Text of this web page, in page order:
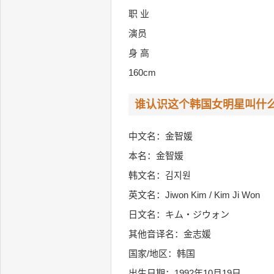
职 业
演员
身 高
160cm
谁认识这个韩国女明星叫什
中文名：金智媛
本名：金智媛
韩文名：김지원
英文名：Jiwon Kim / Kim Ji Won
日文名：キム・ジウォン
其他音译名：金志媛
国家/地区：韩国